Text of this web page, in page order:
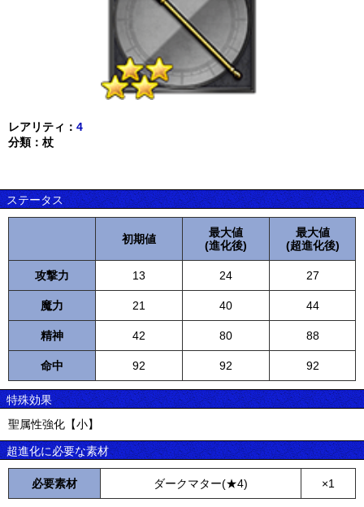
レアリティ： 4
分類：杖
ステータス
初期値
最大値
(進化後)
最大値
(超進化後)
攻撃力 13 24 27
魔力 21 40 44
精神 42 80 88
命中 92 92 92
特殊効果
聖属性強化【小】
超進化に必要な素材
必要素材 ダークマター(★4) ×1